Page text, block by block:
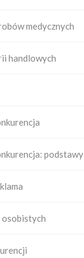
medycznych
handlowych
podstawy